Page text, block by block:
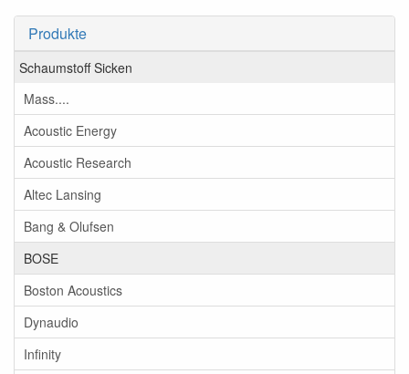
Produkte
Schaumstoff Sicken
Mass....
Acoustic Energy
Acoustic Research
Altec Lansing
Bang & Olufsen
BOSE
Boston Acoustics
Dynaudio
Infinity